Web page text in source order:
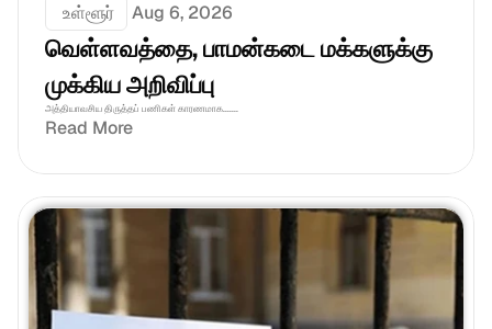
உள்ளூர் Aug 6, 2026
வெள்ளவத்தை, பாமன்கடை மக்களுக்கு
முக்கிய அறிவிப்பு
அத்தியாவசிய திருத்தப் பணிகள் காரணமாக.......
Read More